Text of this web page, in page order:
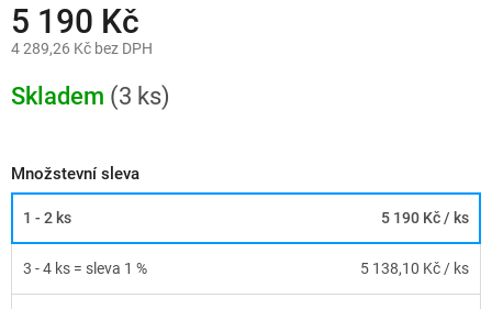
5 190 Kč
4 289,26 Kč bez DPH
cena:
Skladem (3 ks)
Množstevní sleva
1 - 2 ks 5 190 Kč/ ks
3 - 4 ks = sleva 1 % 5 138,10 Kč/ ks